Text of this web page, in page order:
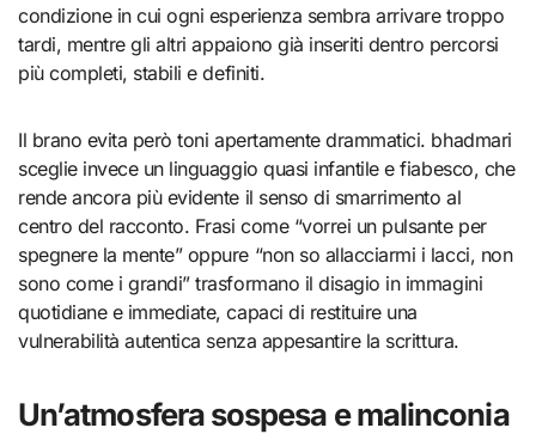
condizione in cui ogni esperienza sembra arrivare troppo
tardi, mentre gli altri appaiono già inseriti dentro percorsi
più completi, stabili e definiti.
Il brano evita però toni apertamente drammatici. bhadmari
sceglie invece un linguaggio quasi infantile e fiabesco, che
rende ancora più evidente il senso di smarrimento al
centro del racconto. Frasi come “vorrei un pulsante per
spegnere la mente” oppure “non so allacciarmi i lacci, non
sono come i grandi” trasformano il disagio in immagini
quotidiane e immediate, capaci di restituire una
vulnerabilità autentica senza appesantire la scrittura.
Un’atmosfera sospesa e malinconia